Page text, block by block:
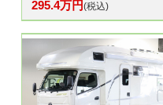
295.4万円(税込)